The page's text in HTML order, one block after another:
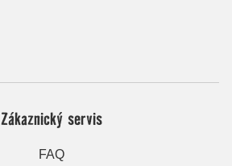
Zákaznický servis
FAQ